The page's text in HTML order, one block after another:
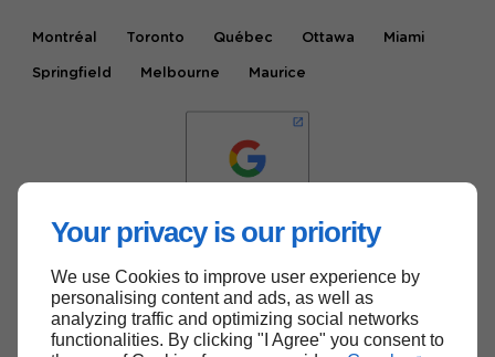
Your privacy is our priority
We use Cookies to improve user experience by
personalising content and ads, as well as
analyzing traffic and optimizing social networks
functionalities. By clicking "I Agree" you consent to
Montréal Toronto Québec Ottawa Miami
Springfield Melbourne Maurice
Haut de page